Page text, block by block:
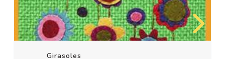
Girasoles